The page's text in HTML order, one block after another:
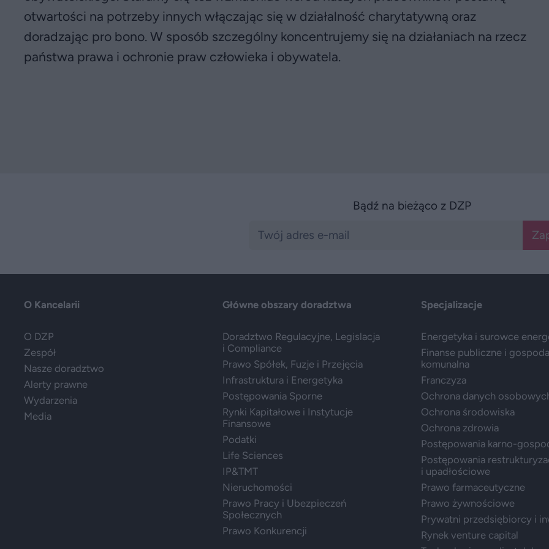
otwartości na potrzeby innych włączając się w działalność charytatywną oraz
doradzając pro bono. W sposób szczególny koncentrujemy się na działaniach na rzecz
państwa prawa i ochronie praw człowieka i obywatela.
Bądź na bieżąco z DZP
O Kancelarii
O DZP
Zespół
Nasze doradztwo
Alerty prawne
Wydarzenia
Media
Główne obszary doradztwa
Doradztwo Regulacyjne, Legislacja
i Compliance
Prawo Spółek, Fuzje i Przejęcia
Infrastruktura i Energetyka
Postępowania Sporne
Rynki Kapitałowe i Instytucje
Finansowe
Podatki
Life Sciences
IP&TMT
Nieruchomości
Prawo Pracy i Ubezpieczeń
Społecznych
Prawo Konkurencji
Specjalizacje
Energetyka i surowce
Finanse publiczne i
komunalna
Franczyza
Ochrona danych
Ochrona środowiska
Ochrona zdrowia
Postępowania karno-
Postępowania
i upadłościowe
Prawo farmaceutyczne
Prawo żywnościowe
Prywatni przedsiębiorcy i
Rynek venture capital